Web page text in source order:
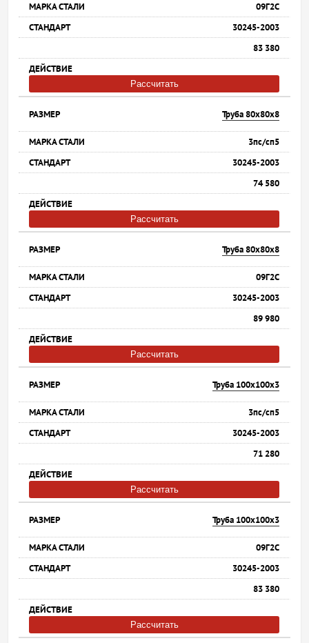
09Г2С
30245-2003
83 380
Рассчитать
Труба 80х80х8
3пс/сп5
30245-2003
74 580
Рассчитать
Труба 80х80х8
09Г2С
30245-2003
89 980
Рассчитать
Труба 100х100х3
3пс/сп5
30245-2003
71 280
Рассчитать
Труба 100х100х3
09Г2С
30245-2003
83 380
Рассчитать